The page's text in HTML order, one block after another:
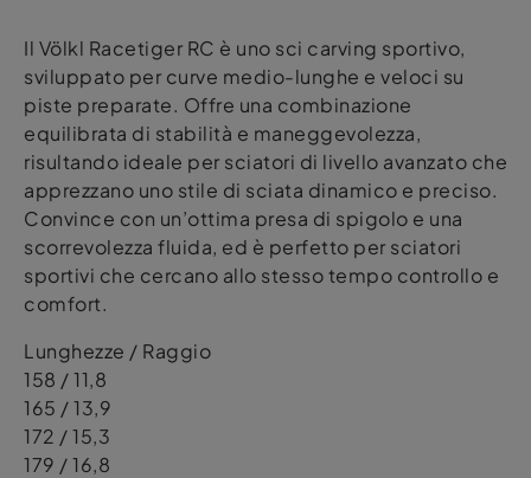
Il Völkl Racetiger RC è uno sci carving sportivo,
sviluppato per curve medio-lunghe e veloci su
piste preparate. Offre una combinazione
equilibrata di stabilità e maneggevolezza,
risultando ideale per sciatori di livello avanzato che
apprezzano uno stile di sciata dinamico e preciso.
Convince con un’ottima presa di spigolo e una
scorrevolezza fluida, ed è perfetto per sciatori
sportivi che cercano allo stesso tempo controllo e
comfort.
Lunghezze / Raggio
158 / 11,8
165 / 13,9
172 / 15,3
179 / 16,8